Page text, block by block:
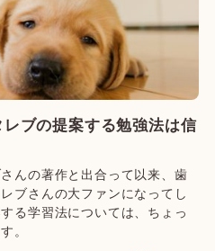
ブの提案する勉強法は信
んの著作と出合って以来、歯
ブさんの大ファンになってし
る学習法については、ちょっ
。